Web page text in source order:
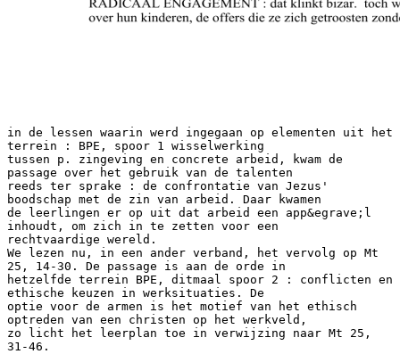
in de lessen waarin werd ingegaan op elementen uit het
terrein : BPE, spoor 1 wisselwerking
tussen p. zingeving en concrete arbeid, kwam de
passage over het gebruik van de talenten
reeds ter sprake : de confrontatie van Jezus'
boodschap met de zin van arbeid. Daar kwamen
de leerlingen er op uit dat arbeid een app&egrave;l
inhoudt, om zich in te zetten voor een
rechtvaardige wereld.
We lezen nu, in een ander verband, het vervolg op Mt
25, 14-30. De passage is aan de orde in
hetzelfde terrein BPE, ditmaal spoor 2 : conflicten en
ethische keuzen in werksituaties. De
optie voor de armen is het motief van het ethisch
optreden van een christen op het werkveld,
zo licht het leerplan toe in verwijzing naar Mt 25,
31-46.